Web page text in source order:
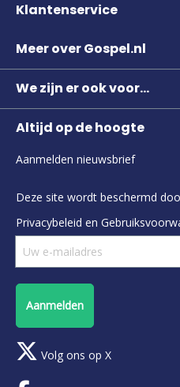
Klantenservice
Meer over Gospel.nl
We zijn er ook voor...
Altijd op de hoogte
Aanmelden nieuwsbrief
Deze site wordt beschermd
Privacybeleid en
Aanmelden
Volg ons op X